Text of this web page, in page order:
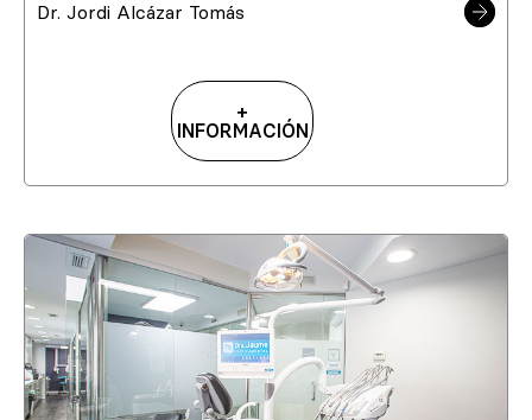
Dr. Jordi Alcázar Tomás
+
INFORMACIÓN